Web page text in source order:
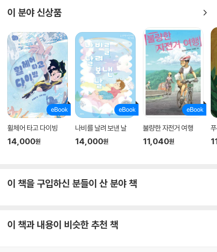
이 분야 신상품
휠체어 타고 다이빙
14,000원
나비를 날려 보낸 날
14,000원
불량한 자전거 여행
11,040원
이 책을 구입하신 분들이 산 분야 책
이 책과 내용이 비슷한 추천 책